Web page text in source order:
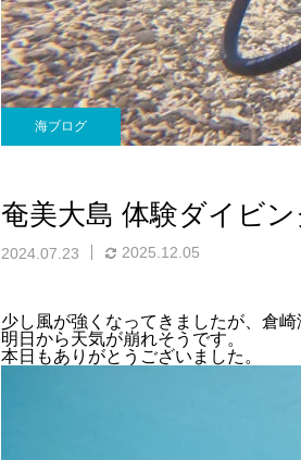
海ブログ
奄美大島 体験ダイビ
2024.07.23 2025.12.05
少し風が強くなってきましたが、倉
明日から天気が崩れそうです。
本日もありがとうございました。